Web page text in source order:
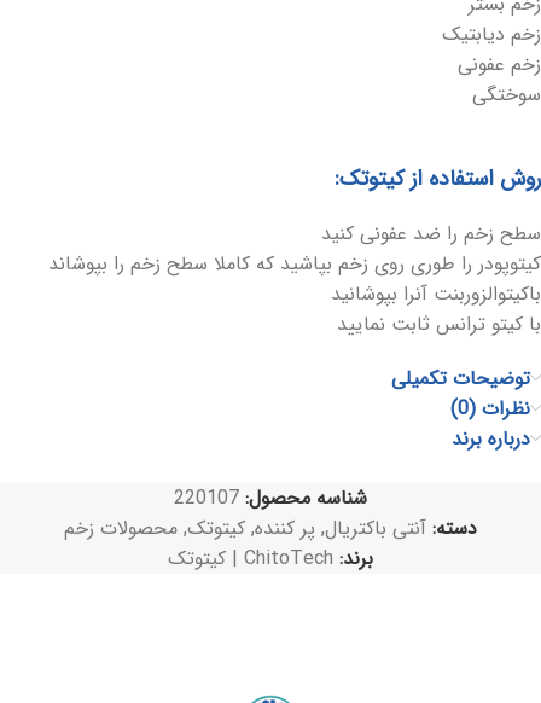
زخم دیابتیک
زخم عفونی
سوختگی
روش استفاده از کیتوتک:
سطح زخم را ضد عفونی کنید
کیتوپودر را طوری روی زخم بپاشید که کاملا سطح زخم را بپوشاند
باکیتوالزوربنت آنرا بپوشانید
با کیتو ترانس ثابت نمایید
توضیحات تکمیلی
نظرات (0)
درباره برند
شناسه محصول: 220107
دسته: آنتی باکتریال, پر کننده, کیتوتک, محصولات زخم
برند: ChitoTech | کیتوتک